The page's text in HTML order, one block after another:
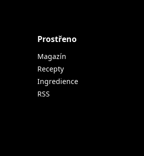
Prostřeno
Magazín
Recepty
Ingredience
RSS